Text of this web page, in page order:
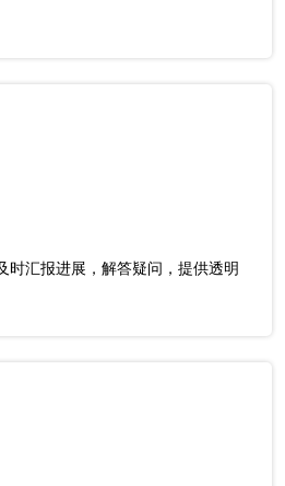
时汇报进展，解答疑问，提供透明